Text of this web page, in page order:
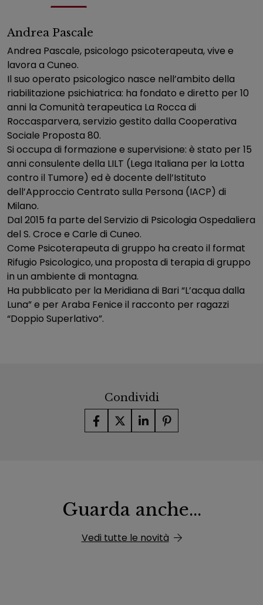
Andrea Pascale
Andrea Pascale, psicologo psicoterapeuta, vive e
lavora a Cuneo.
Il suo operato psicologico nasce nell’ambito della
riabilitazione psichiatrica: ha fondato e diretto per 10
anni la Comunità terapeutica La Rocca di
Roccasparvera, servizio gestito dalla Cooperativa
Sociale Proposta 80.
Si occupa di formazione e supervisione: è stato per 15
anni consulente della LILT (Lega Italiana per la Lotta
contro il Tumore) ed è docente dell’Istituto
dell’Approccio Centrato sulla Persona (IACP) di
Milano.
Dal 2015 fa parte del Servizio di Psicologia Ospedaliera
del S. Croce e Carle di Cuneo.
Come Psicoterapeuta di gruppo ha creato il format
Rifugio Psicologico, una proposta di terapia di gruppo
in un ambiente di montagna.
Ha pubblicato per la Meridiana di Bari “L’acqua dalla
Luna” e per Araba Fenice il racconto per ragazzi
“Doppio Superlativo”.
Condividi
Guarda anche...
Vedi tutte le novità